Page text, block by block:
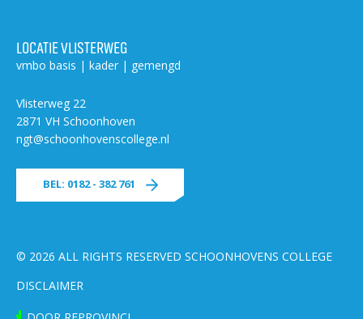
LOCATIE VLISTERWEG
vmbo basis | kader | gemengd
Vlisterweg 22
2871 VH Schoonhoven
ngt@schoonhovenscollege.nl
BEL: 0182 - 382 761
© 2026 ALL RIGHTS RESERVED SCHOONHOVENS COLLEGE
DISCLAIMER